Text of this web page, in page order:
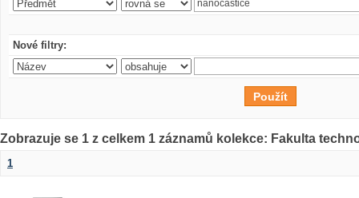
Nové filtry:
Zobrazuje se 1 z celkem 1 záznamů kolekce: Fakulta
1